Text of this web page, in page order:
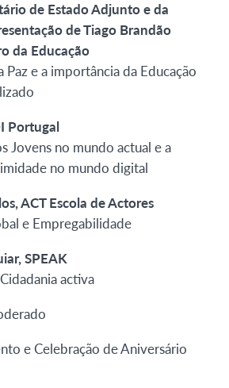
de Estado Adjunto e da
de Tiago Brandão
da Educação
Paz e a importância da Educação
Portugal
Jovens no mundo actual e a
no mundo digital
ACT Escola de Actores
e Empregabilidade
SPEAK
activa
e Celebração de Aniversário